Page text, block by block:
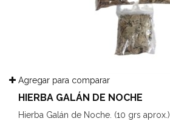
Agregar para comparar
HIERBA GALÁN DE NOCHE
Hierba Galán de Noche. (10 grs aprox.)